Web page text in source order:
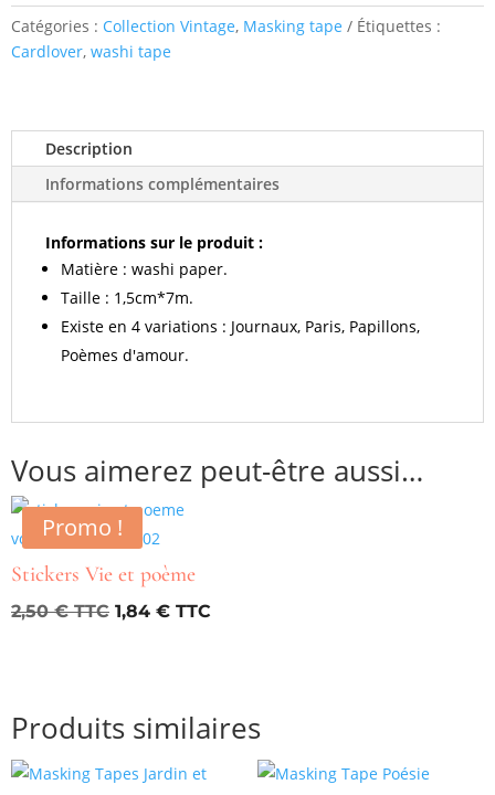
Age
gothique
Catégories : Collection Vintage, Masking tape
Étiquettes :
Cardlover, washi tape
Description
Informations complémentaires
Informations sur le produit :
Matière : washi paper.
Taille : 1,5cm*7m.
Existe en 4 variations : Journaux, Paris, Papillons,
Poèmes d'amour.
Vous aimerez peut-être aussi…
Promo !
Stickers Vie et poème
2,50€
Le
2,50 €.
1,84 €
1,84 €.
Produits similaires